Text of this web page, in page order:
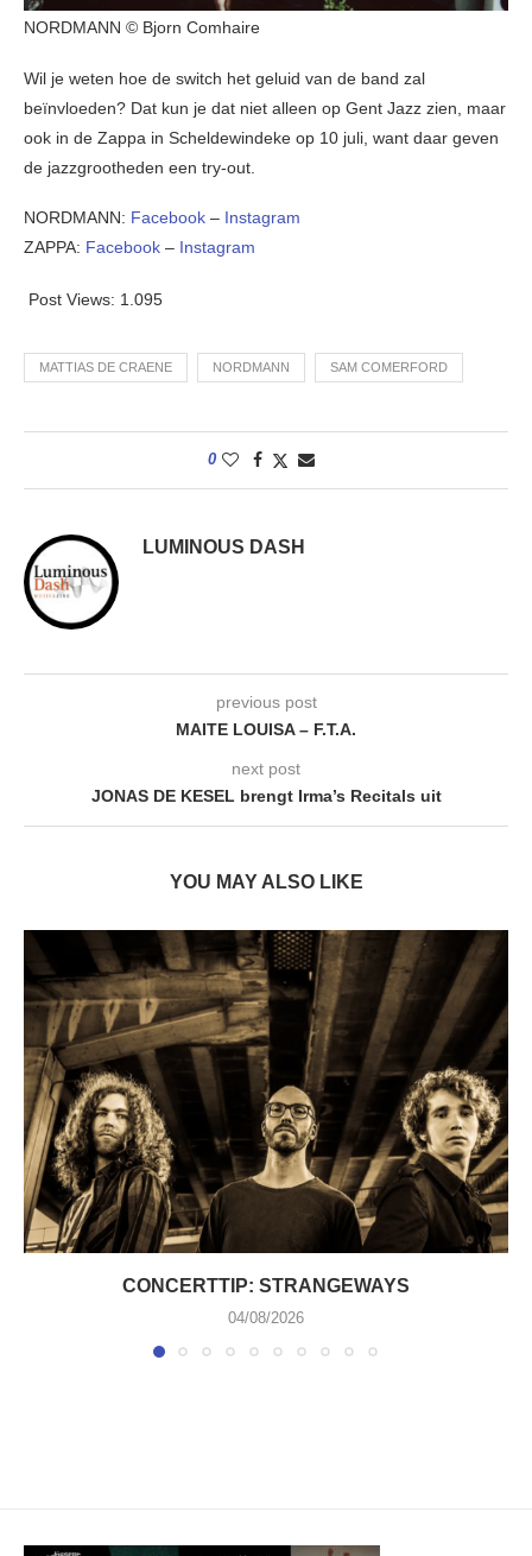
NORDMANN © Bjorn Comhaire
Wil je weten hoe de switch het geluid van de band zal
beïnvloeden? Dat kun je dat niet alleen op Gent Jazz zien, maar
ook in de Zappa in Scheldewindeke op 10 juli, want daar geven
de jazzgrootheden een try-out.
NORDMANN: Facebook – Instagram
ZAPPA: Facebook – Instagram
Post Views: 1.095
MATTIAS DE CRAENE NORDMANN SAM COMERFORD
0
LUMINOUS DASH
previous post
MAITE LOUISA – F.T.A.
next post
JONAS DE KESEL brengt Irma’s Recitals uit
YOU MAY ALSO LIKE
CONCERTTIP: STRANGEWAYS
04/08/2026